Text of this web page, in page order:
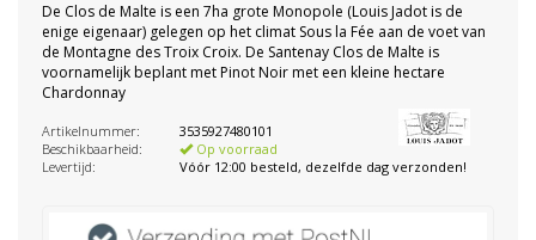
De Clos de Malte is een 7ha grote Monopole (Louis Jadot is de
enige eigenaar) gelegen op het climat Sous la Fée aan de voet van
de Montagne des Troix Croix. De Santenay Clos de Malte is
voornamelijk beplant met Pinot Noir met een kleine hectare
Chardonnay
Artikelnummer:
3535927480101
Beschikbaarheid:
Op voorraad
Levertijd:
Vóór 12:00 besteld, dezelfde dag verzonden!